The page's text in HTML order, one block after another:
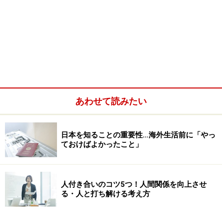
あわせて読みたい
日本を知ることの重要性…海外生活前に「やっ
ておけばよかったこと」
人付き合いのコツ5つ！人間関係を向上させ
る・人と打ち解ける考え方